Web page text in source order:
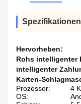
Spezifikationen
Hervorheben:
Rohs intelligenter
intelligenter
Karten-
Prozessor:
4
OS: